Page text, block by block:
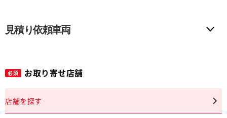
見積り依頼車両
必須 お取り寄せ店舗
店舗を探す